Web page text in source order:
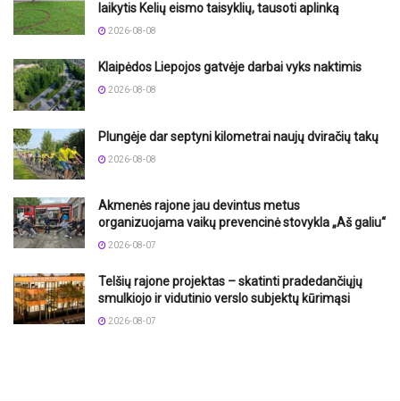
laikytis Kelių eismo taisyklių, tausoti aplinką
2026-08-08
Klaipėdos Liepojos gatvėje darbai vyks naktimis
2026-08-08
Plungėje dar septyni kilometrai naujų dviračių takų
2026-08-08
Akmenės rajone jau devintus metus
organizuojama vaikų prevencinė stovykla „Aš galiu“
2026-08-07
Telšių rajone projektas – skatinti pradedančiųjų
smulkiojo ir vidutinio verslo subjektų kūrimąsi
2026-08-07